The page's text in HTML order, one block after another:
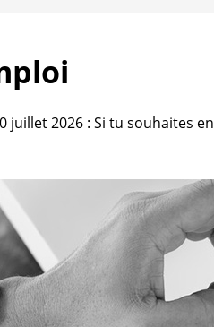
juillet 2026 : Si tu souhaites